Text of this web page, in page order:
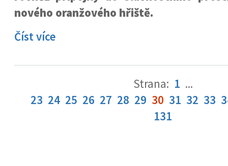
nového oranžového hřiště.
Číst více
Strana: 1 ...
23 24 25 26 27 28 29 30 31 32 33
131